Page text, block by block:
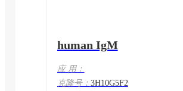
human IgM
应 用：
克隆号： 3H10G5F2